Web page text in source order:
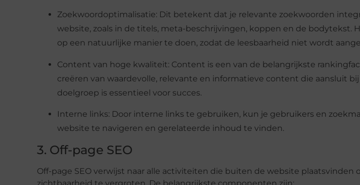
Zoekwoordoptimalisatie: Dit betekent dat je relevante zoekwoorden
website, zoals in de titels, meta-beschrijvingen, koppen en de bodytekst.
op een natuurlijke manier te doen, zodat de leesbaarheid niet wordt
Content van hoge kwaliteit: Content is een van de belangrijkste
creëren van waardevolle, relevante en informatieve content die aansluit
doelgroep is essentieel voor succes.
Interne links: Door interne links te gebruiken, kun je gebruikers en
website te navigeren en gerelateerde inhoud te vinden.
3. Off-page SEO
Off-page SEO verwijst naar alle activiteiten die buiten de website plaatsvinden
zichtbaarheid te vergroten. De belangrijkste componenten zijn: